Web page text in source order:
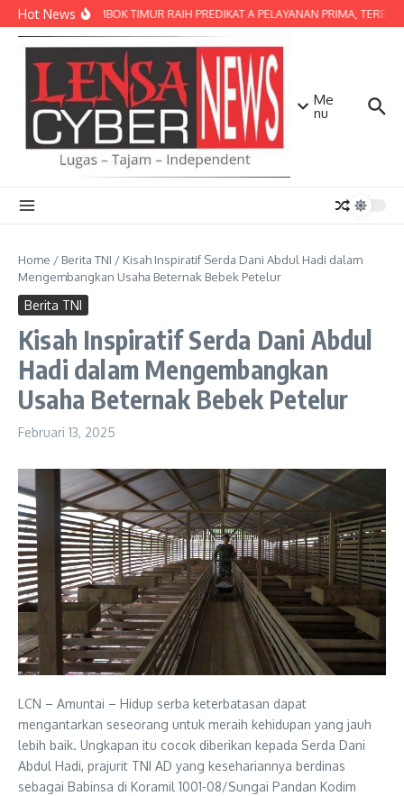
Lewati ke konten
Hot News
POLRES LOMBOK TIMUR RAIH PREDIKAT A PELAYANAN PRIMA, TERBAIK
Me
nu
Home / Berita TNI / Kisah Inspiratif Serda Dani Abdul Hadi dalam
Mengembangkan Usaha Beternak Bebek Petelur
Berita TNI
Kisah Inspiratif Serda Dani Abdul
Hadi dalam Mengembangkan
Usaha Beternak Bebek Petelur
Februari 13, 2025
LCN – Amuntai – Hidup serba keterbatasan dapat
mengantarkan seseorang untuk meraih kehidupan yang jauh
lebih baik. Ungkapan itu cocok diberikan kepada Serda Dani
Abdul Hadi, prajurit TNI AD yang kesehariannya berdinas
sebagai Babinsa di Koramil 1001-08/Sungai Pandan Kodim